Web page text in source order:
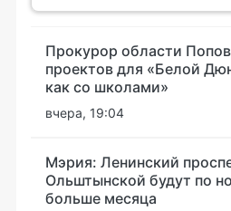
Прокурор области Попов
проектов для «Белой
как со школами»
вчера, 19:04
Мэрия: Ленинский
Ольштынской будут по
больше месяца